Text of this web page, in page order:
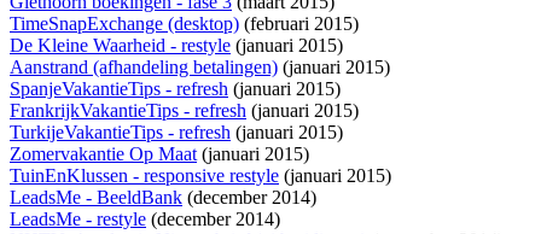
TimeSnapExchange (desktop) (februari 2015)
De Kleine Waarheid - restyle (januari 2015)
Aanstrand (afhandeling betalingen) (januari 2015)
SpanjeVakantieTips - refresh (januari 2015)
FrankrijkVakantieTips - refresh (januari 2015)
TurkijeVakantieTips - refresh (januari 2015)
Zomervakantie Op Maat(januari 2015)
TuinEnKlussen - responsive restyle (januari 2015)
LeadsMe - BeeldBank (december 2014)
LeadsMe - restyle (december 2014)